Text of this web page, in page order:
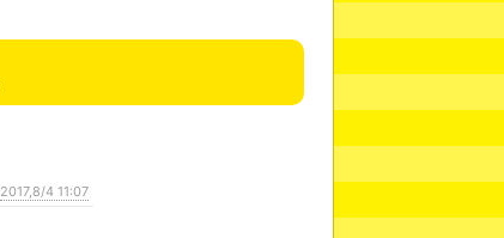
2017,8/4 11:07